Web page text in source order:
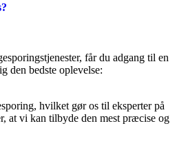
får du adgang til en
den bedste oplevelse:
hvilket gør os til eksperter på
at vi kan tilbyde den mest præcise og